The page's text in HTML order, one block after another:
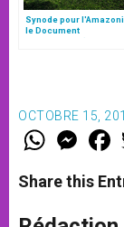
Synode pour
le Document
OCTOBRE 15,
W
t
s
p
M
e
s
e
g
F
a
e
b
o
Share this